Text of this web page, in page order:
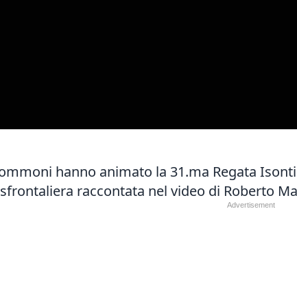
hanno animato la 31.ma Regata
raccontata nel video di Roberto